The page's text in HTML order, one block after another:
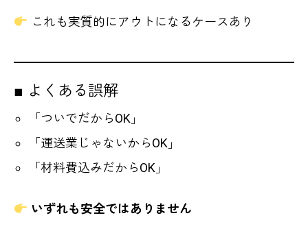
これも実質的にアウトになるケースあり
■ よくある誤解
「ついでだからOK」
「運送業じゃないからOK」
「材料費込みだからOK」
いずれも安全ではありません